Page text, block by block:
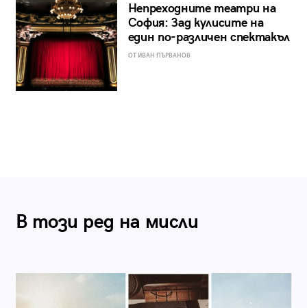
Непреходните театри на
София: Зад кулисите на
един по-различен спектакъл
ОТ ИВАН ПЪРВАНОВ
В този ред на мисли